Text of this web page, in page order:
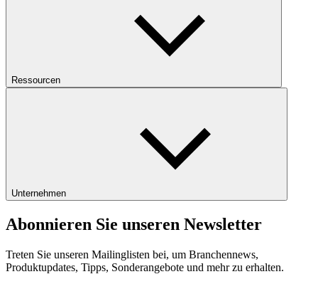
Ressourcen
Unternehmen
Abonnieren Sie unseren Newsletter
Treten Sie unseren Mailinglisten bei, um Branchennews,
Produktupdates, Tipps, Sonderangebote und mehr zu erhalten.